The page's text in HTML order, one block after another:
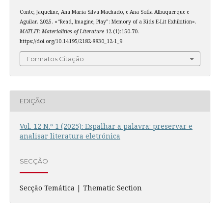
Conte, Jaqueline, Ana Maria Silva Machado, e Ana Sofia Albuquerque e
Aguilar. 2025. «“Read, Imagine, Play”: Memory of a Kids E-Lit Exhibition».
MATLIT: Materialities of Literature12 (1):150-70.
https://doi.org/10.14195/2182-8830_12-1_9.
Formatos Citação
EDIÇÃO
Vol. 12 N.º 1 (2025): Espalhar a palavra: preservar e
analisar literatura eletrónica
SECÇÃO
Secção Temática | Thematic Section